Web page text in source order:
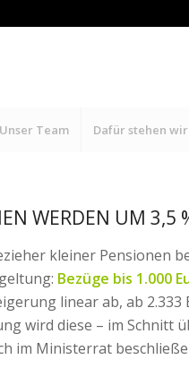
Unser Team Dafür stehen wir
WERDEN UM 3,5
kleiner Pensionen
Bezüge bis 1.000
linear ab, ab
wird diese – im Schnitt
im Ministerrat